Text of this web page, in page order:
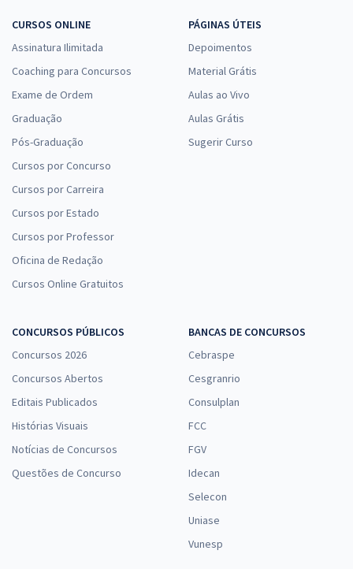
CURSOS ONLINE
Assinatura Ilimitada
Coaching para Concursos
Exame de Ordem
Graduação
Pós-Graduação
Cursos por Concurso
Cursos por Carreira
Cursos por Estado
Cursos por Professor
Oficina de Redação
Cursos Online Gratuitos
PÁGINAS ÚTEIS
Depoimentos
Material Grátis
Aulas ao Vivo
Aulas Grátis
Sugerir Curso
CONCURSOS PÚBLICOS
Concursos 2026
Concursos Abertos
Editais Publicados
Histórias Visuais
Notícias de Concursos
Questões de Concurso
BANCAS DE CONCURSOS
Cebraspe
Cesgranrio
Consulplan
FCC
FGV
Idecan
Selecon
Uniase
Vunesp